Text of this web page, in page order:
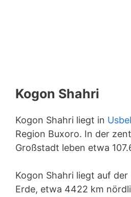
Kogon Shahri
Kogon Shahri liegt in
Region Buxoro. In der
Großstadt leben etwa
Kogon Shahri liegt auf
Erde, etwa 4422 km